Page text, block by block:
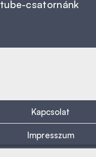
csatornánk
Kapcsolat
Impresszum